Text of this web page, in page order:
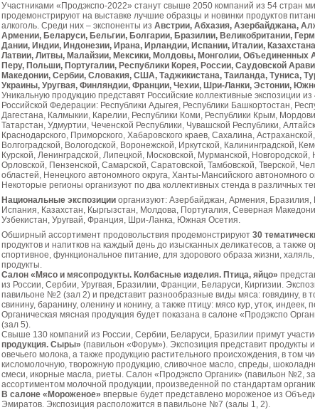
Участниками «Продэкспо-2022» станут свыше 2050 компаний из 54 стран
продемонстрируют на выставке лучшие образцы и новинки продуктов
алкоголь. Среди них – экспоненты из Австрии, Абхазия, Азербайджана,
Армении, Беларуси, Бельгии, Болгарии, Бразилии, Великобритании,
Дании, Индии, Индонезии, Ирана, Ирландии, Испании, Италии,
Латвии, Литвы, Малайзии, Мексики, Молдовы, Монголии, Объединенных
Перу, Польши, Португалии, Республики Корея, России, Саудовской
Македонии, Сербии, Словакия, США, Таджикистана, Таиланда, Туниса,
Украины, Уругвая, Финляндии, Франции, Чехии, Шри-Ланки, Эстонии,
Уникальную продукцию представят Российские коллективные экспозиции из
Российской Федерации: Республики Адыгея, Республики Башкортостан,
Дагестана, Калмыкии, Карелии, Республики Коми, Республики Крым,
Татарстан, Удмуртии, Чеченской Республики, Чувашской Республики,
Краснодарского, Приморского, Хабаровского краев, Сахалина,
Волгоградской, Вологодской, Воронежской, Иркутской, Калининградской,
Курской, Ленинградской, Липецкой, Московской, Мурманской,
Орловской, Пензенской, Самарской, Саратовской, Тамбовской, Тверской,
областей, Ненецкого автономного округа, Ханты-Мансийского автономного
Некоторые регионы организуют по два коллективных стенда в различных
Национальные экспозиции организуют: Азербайджан, Армения,
Испания, Казахстан, Кыргызстан, Молдова, Португалия, Северная
Узбекистан, Уругвай, Франция, Шри-Ланка, Южная Осетия.
Обширный ассортимент продовольствия продемонстрируют 30
продуктов и напитков на каждый день до изысканных деликатесов, а также
спортивное, функциональное питание, для здорового образа жизни, халяль,
продукты.
Салон «Мясо и мясопродукты. Колбасные изделия. Птица, яйцо»
из России, Сербии, Уругвая, Бразилии, Франции, Беларуси, Киргизии.
павильоне №2 (зал 2) и представит разнообразные виды мяса: говядину, в
свинину, баранину, оленину и конину, а также птицу: мясо кур, уток, индеек,
Органическая мясная продукция будет показана в салоне «Продэкспо
(зал 5).
Cвыше 130 компаний из России, Сербии, Беларуси, Бразилии примут
продукция. Сыры» (павильон «Форум»). Экспозиция представит продукты
овечьего молока, а также продукцию растительного происхождения, в том
кисломолочную, творожную продукцию, сливочное масло, спреды,
смеси, икорные масла, риеты. Салон «Продэкспо Органик» (павильон №2,
ассортиментом молочной продукции, произведенной по стандартам
В салоне «Мороженое» впервые будет представлено мороженое из
Эмиратов. Экспозиция расположится в павильоне №7 (залы 1, 2).